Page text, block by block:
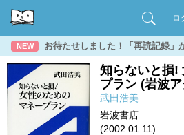
ロ
NEW お待たせしました！「再読記録」
知らないと損!
プラン (岩波
武田浩美
岩波書店
(2002.01.11)